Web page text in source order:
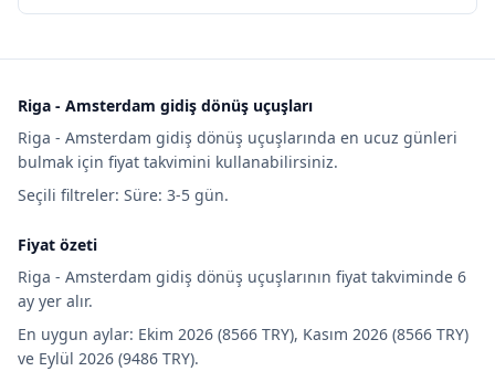
Riga - Amsterdam gidiş dönüş uçuşları
Riga - Amsterdam gidiş dönüş uçuşlarında en ucuz günleri
bulmak için fiyat takvimini kullanabilirsiniz.
Seçili filtreler: Süre: 3-5 gün.
Fiyat özeti
Riga - Amsterdam gidiş dönüş uçuşlarının fiyat takviminde 6
ay yer alır.
En uygun aylar: Ekim 2026 (8566 TRY), Kasım 2026 (8566 TRY)
ve Eylül 2026 (9486 TRY).